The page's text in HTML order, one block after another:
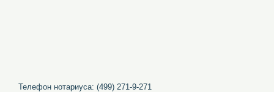
Телефон нотариуса: (499) 271-9-271